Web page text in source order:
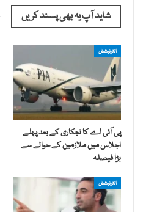
شاید آپ یہ بھی پسند کریں
انٹرنیشنل
پی آئی اے کا نجکاری کے بعد پہلے
اجلاس میں ملازمین کے حوالے سے
بڑا فیصلہ
انٹرنیشنل